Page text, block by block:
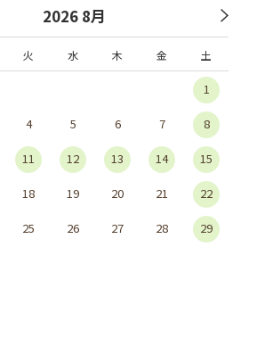
2026 8月
火 水 木 金 土
1
4 5 6 7 8
11 12 13 14 15
18 19 20 21 22
25 26 27 28 29